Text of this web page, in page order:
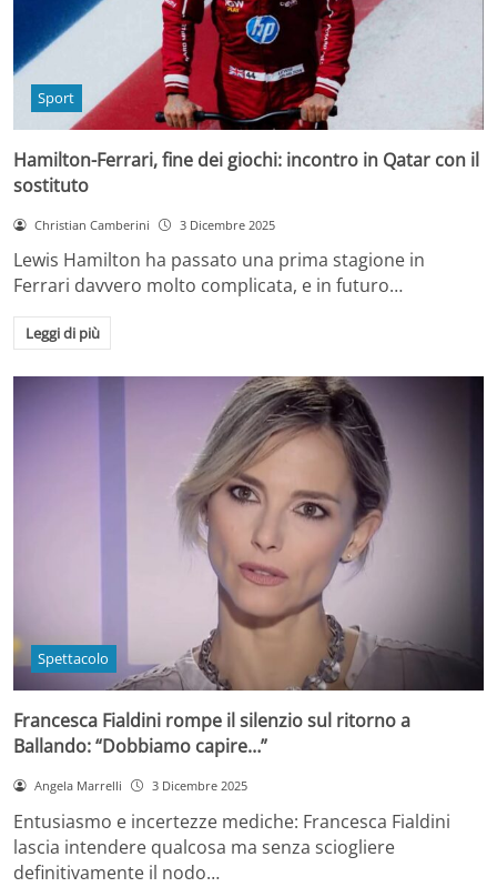
Sport
Hamilton-Ferrari, fine dei giochi: incontro in Qatar con il
sostituto
Christian Camberini 3 Dicembre 2025
Lewis Hamilton ha passato una prima stagione in
Ferrari davvero molto complicata, e in futuro…
Leggi di più
Spettacolo
Francesca Fialdini rompe il silenzio sul ritorno a
Ballando: “Dobbiamo capire…”
Angela Marrelli 3 Dicembre 2025
Entusiasmo e incertezze mediche: Francesca Fialdini
lascia intendere qualcosa ma senza sciogliere
definitivamente il nodo…